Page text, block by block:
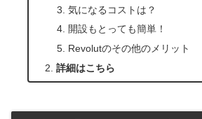
気になるコストは？
開設もとっても簡単！
Revolutのその他のメリット
詳細はこちら